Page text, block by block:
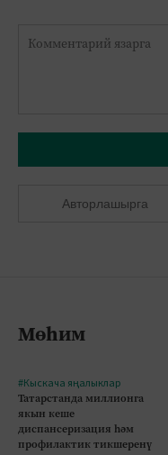
Авторлашырга
Мөһим
#Кыскача яңалыклар
Татарстанда миллионга
якын кеше
диспансеризация һәм
профилактик тикшеренү